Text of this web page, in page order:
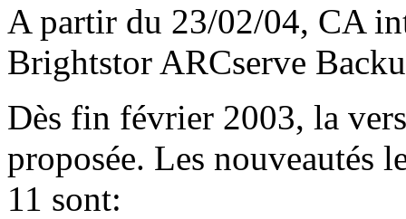
A partir du 23/02/04, CA
Brightstor ARCserve
Dès fin février 2003, la
proposée. Les nouveautés
11 sont: